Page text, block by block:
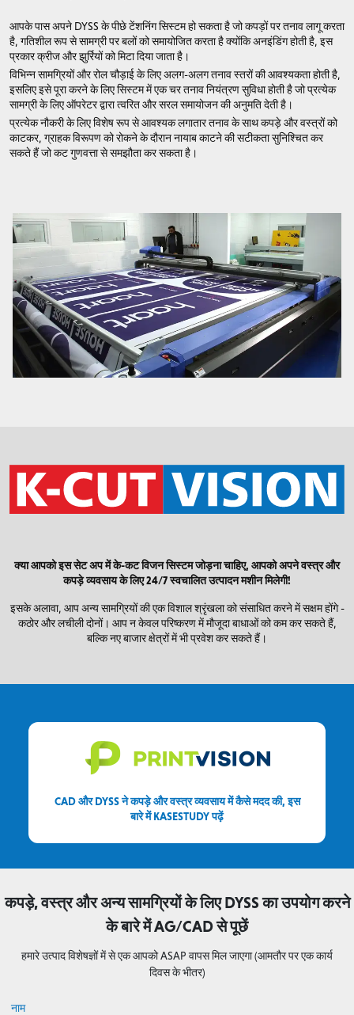
आपके पास अपने DYSS के पीछे टेंशनिंग सिस्टम हो सकता है जो कपड़ों पर तनाव लागू करता
है, गतिशील रूप से सामग्री पर बलों को समायोजित करता है क्योंकि अनइंडिंग होती है, इस
प्रकार क्रीज और झुर्रियों को मिटा दिया जाता है।
विभिन्न सामग्रियों और रोल चौड़ाई के लिए अलग-अलग तनाव स्तरों की आवश्यकता होती है,
इसलिए इसे पूरा करने के लिए सिस्टम में एक चर तनाव नियंत्रण सुविधा होती है जो प्रत्येक
सामग्री के लिए ऑपरेटर द्वारा त्वरित और सरल समायोजन की अनुमति देती है।
प्रत्येक नौकरी के लिए विशेष रूप से आवश्यक लगातार तनाव के साथ कपड़े और वस्त्रों को
काटकर, ग्राहक विरूपण को रोकने के दौरान नायाब काटने की सटीकता सुनिश्चित कर
सकते हैं जो कट गुणवत्ता से समझौता कर सकता है।
क्या आपको इस सेट अप में के-कट विजन सिस्टम जोड़ना चाहिए, आपको अपने वस्त्र और
कपड़े व्यवसाय के लिए 24/7 स्वचालित उत्पादन मशीन मिलेगी!
इसके अलावा, आप अन्य सामग्रियों की एक विशाल श्रृंखला को संसाधित करने में सक्षम होंगे -
कठोर और लचीली दोनों। आप न केवल परिष्करण में मौजूदा बाधाओं को कम कर सकते हैं,
बल्कि नए बाजार क्षेत्रों में भी प्रवेश कर सकते हैं।
CAD और DYSS ने कपड़े और वस्त्र व्यवसाय में कैसे मदद की, इस
बारे में KASESTUDY पढ़ें
कपड़े, वस्त्र और अन्य सामग्रियों के लिए DYSS का उपयोग करने
के बारे में AG/CAD से पूछें
हमारे उत्पाद विशेषज्ञों में से एक आपको ASAP वापस मिल जाएगा (आमतौर पर एक कार्य
दिवस के भीतर)
नाम